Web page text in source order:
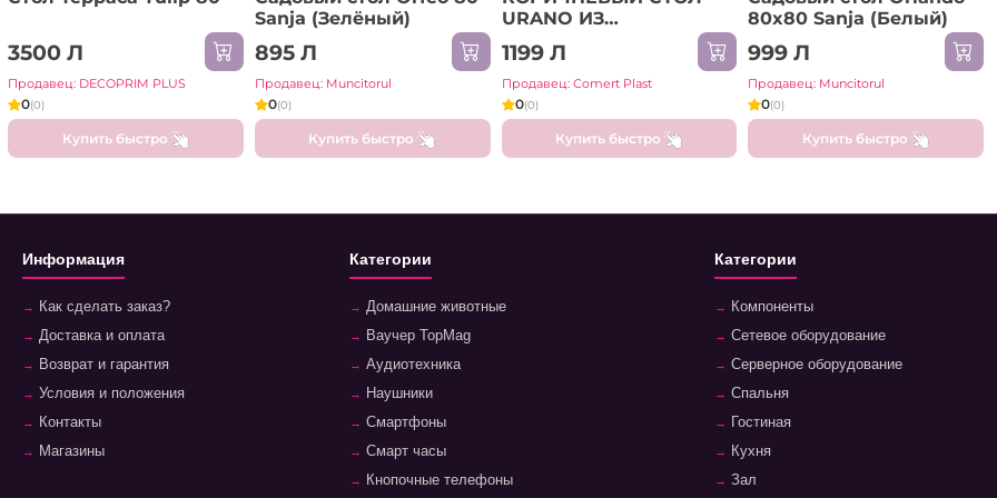
3500 Л
Продавец: DECOPRIM PLUS
0(0)
Купить быстро
Sanja (Зелёный)
895 Л
Продавец: Muncitorul
0(0)
Купить быстро
URANO ИЗ
ПОЛИПРОПИЛЕНА
СОВРЕМЕННЫЙ
ДИЗАЙН 120x70 CM
1199 Л
Продавец: Comert Plast
0(0)
Купить быстро
80x80 Sanja (Белый)
999 Л
Продавец: Muncitorul
0(0)
Купить быстро
Информация
Как сделать заказ?
Доставка и оплата
Возврат и гарантия
Условия и положения
Контакты
Магазины
Категории
Домашние животные
Ваучер TopMag
Аудиотехника
Наушники
Смартфоны
Смарт часы
Кнопочные телефоны
Категории
Компоненты
Сетевое оборудование
Серверное оборудование
Спальня
Гостиная
Кухня
Зал